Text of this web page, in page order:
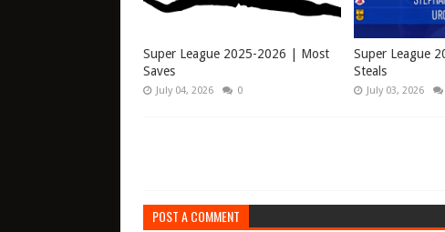
Super League 2025-2026 | Most
Saves
July 04, 2026 0
Super League
Steals
July 03, 2026
POST A COMMENT